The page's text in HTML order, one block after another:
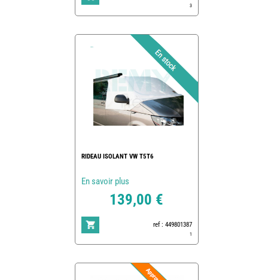
3
RIDEAU ISOLANT VW T5T6
En savoir plus
139,00 €
ref : 449801387
1